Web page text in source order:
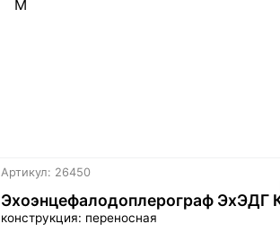
Артикул: 26450
Эхоэнцефалодоплерограф ЭхЭДГ
конструкция: переносная